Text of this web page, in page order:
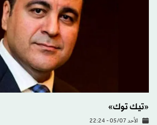
«تيك توك»
الأحد 05/07 - 22:24